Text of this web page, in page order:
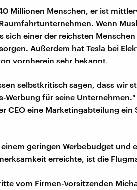
Millionen Menschen, er ist
Wenn
sich einer der reichsten Menschen
Außerdem hat Tesla bei
vornherein sehr bekannt.
selbstkritisch sagen, dass wir
Werbung für seine Unternehmen."
CEO eine Marketingabteilung ein
geringen Werbebudget und
erreichte, ist die
vom Firmen-Vorsitzenden